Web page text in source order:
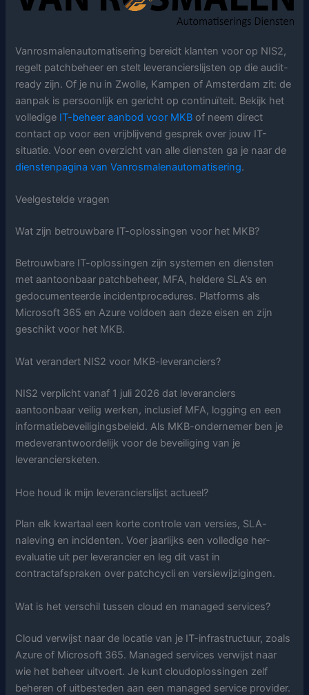
Vanrosmalenautomatisering bereidt klanten voor op NIS2,
regelt patchbeheer en stelt leverancierslijsten op die audit-
ready zijn. Of je nu in Zwolle, Kampen of Amsterdam zit: de
aanpak is persoonlijk en gericht op continuïteit. Bekijk het
volledige IT-beheer aanbod voor MKB of neem direct
contact op voor een vrijblijvend gesprek over jouw IT-
situatie. Voor een overzicht van alle diensten ga je naar de
dienstenpagina van Vanrosmalenautomatisering.
Veelgestelde vragen
Wat zijn betrouwbare IT-oplossingen voor het MKB?
Betrouwbare IT-oplossingen zijn systemen en diensten
met aantoonbaar patchbeheer, MFA, heldere SLA’s en
gedocumenteerde incidentprocedures. Platforms als
Microsoft 365 en Azure voldoen aan deze eisen en zijn
geschikt voor het MKB.
Wat verandert NIS2 voor MKB-leveranciers?
NIS2 verplicht vanaf 1 juli 2026 dat leveranciers
aantoonbaar veilig werken, inclusief MFA, logging en een
informatiebeveiligingsbeleid. Als MKB-ondernemer ben je
medeverantwoordelijk voor de beveiliging van je
leveranciersketen.
Hoe houd ik mijn leverancierslijst actueel?
Plan elk kwartaal een korte controle van versies, SLA-
naleving en incidenten. Voer jaarlijks een volledige her-
evaluatie uit per leverancier en leg dit vast in
contractafspraken over patchcycli en versiewijzigingen.
Wat is het verschil tussen cloud en managed services?
Cloud verwijst naar de locatie van je IT-infrastructuur, zoals
Azure of Microsoft 365. Managed services verwijst naar
wie het beheer uitvoert. Je kunt cloudoplossingen zelf
beheren of uitbesteden aan een managed service provider.